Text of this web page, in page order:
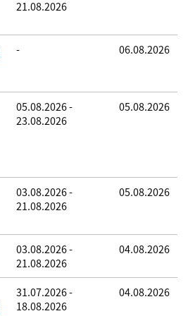
21.08.2026
- 06.08.2026
05.08.2026 -
23.08.2026
05.08.2026
03.08.2026 -
21.08.2026
05.08.2026
03.08.2026 -
21.08.2026
04.08.2026
31.07.2026 -
18.08.2026
04.08.2026